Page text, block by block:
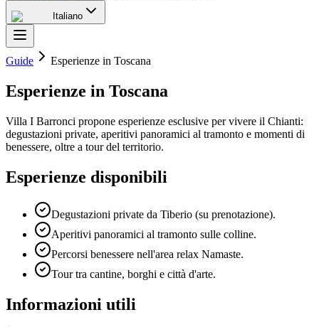
Italiano
Guide Esperienze in Toscana
Esperienze in Toscana
Villa I Barronci propone esperienze esclusive per vivere il Chianti:
degustazioni private, aperitivi panoramici al tramonto e momenti di
benessere, oltre a tour del territorio.
Esperienze disponibili
Degustazioni private da Tiberio (su prenotazione).
Aperitivi panoramici al tramonto sulle colline.
Percorsi benessere nell'area relax Namaste.
Tour tra cantine, borghi e città d'arte.
Informazioni utili